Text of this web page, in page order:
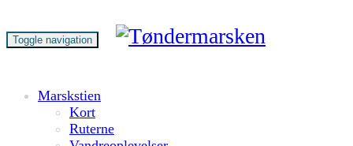
Toggle navigation
Marskstien
Kort
Ruterne